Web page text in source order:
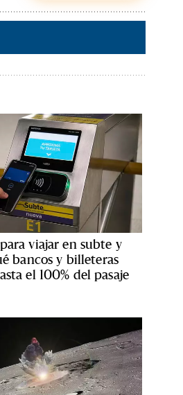
viajar en subte y
bancos y billeteras
el 100% del pasaje